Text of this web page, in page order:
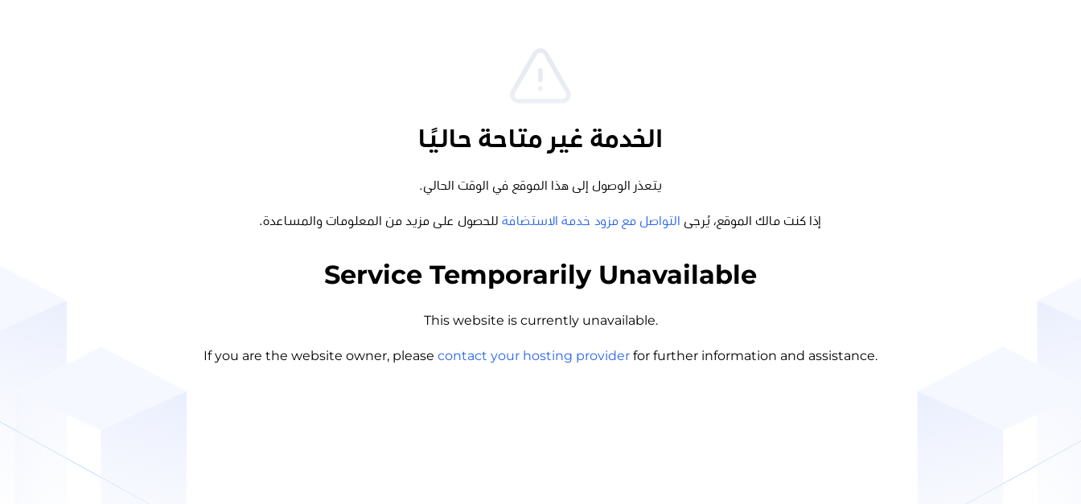
الخدمة غير متاحة حاليًا
يتعذر الوصول إلى هذا الموقع في الوقت الحالي.
إذا كنت مالك الموقع، يُرجى التواصل مع مزود خدمة الاستضافة للحصول على مزيد من المعلومات والمساعدة.
Service Temporarily Unavailable
This website is currently unavailable.
If you are the website owner, please contact your hosting provider for further information and assistance.